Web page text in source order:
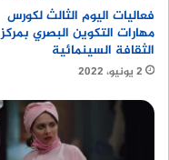
فعاليات اليوم الثالث لكورس
مهارات التكوين البصري بمركز
الثقافة السينمائية
2 يونيو، 2022